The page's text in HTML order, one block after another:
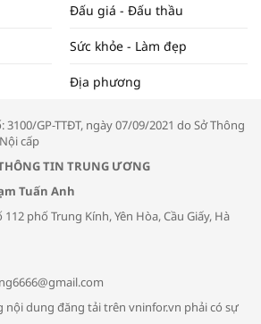
Tọa đàm “Xúc tiến thương mại: Khơi
Bác sĩ tư vấn cách phòng tránh bệnh
đường hô hấp trong thời tiết giao mùa
Đấu giá - Đấu thầu
Sức khỏe - Làm đẹp
Địa phương
GP-TTĐT, ngày 07/09/2021 do Sở Thông
cấp
TIN TRUNG ƯƠNG
Tuấn Anh
phố Trung Kính, Yên Hòa, Cầu Giấy, Hà
nội dung đăng tải trên vninfor.vn phải có sự